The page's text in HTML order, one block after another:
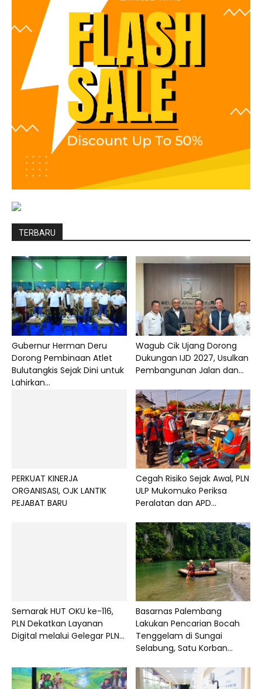
TERBARU
Gubernur Herman Deru
Dorong Pembinaan Atlet
Bulutangkis Sejak Dini untuk
Lahirkan...
Wagub Cik Ujang Dorong
Dukungan IJD 2027, Usulkan
Pembangunan Jalan dan...
PERKUAT KINERJA
ORGANISASI, OJK LANTIK
PEJABAT BARU
Cegah Risiko Sejak Awal, PLN
ULP Mukomuko Periksa
Peralatan dan APD...
Semarak HUT OKU ke-116,
PLN Dekatkan Layanan
Digital melalui Gelegar PLN...
Basarnas Palembang
Lakukan Pencarian Bocah
Tenggelam di Sungai
Selabung, Satu Korban...